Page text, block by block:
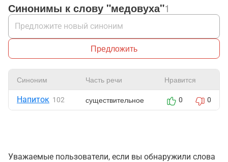
Синонимы к слову "медовуха"1
Предложить
Синоним Часть речи Нравится
Напиток 102 существительное 0 0
Уважаемые пользователи, если вы обнаружили слова